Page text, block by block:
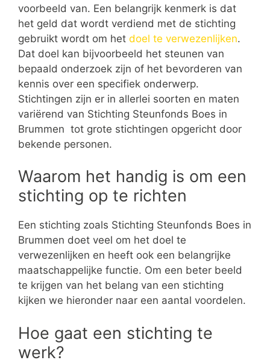
voorbeeld van. Een belangrijk kenmerk is dat
het geld dat wordt verdiend met de stichting
gebruikt wordt om het doel te verwezenlijken.
Dat doel kan bijvoorbeeld het steunen van
bepaald onderzoek zijn of het bevorderen van
kennis over een specifiek onderwerp.
Stichtingen zijn er in allerlei soorten en maten
variërend van Stichting Steunfonds Boes in
Brummen tot grote stichtingen opgericht door
bekende personen.
Waarom het handig is om een
stichting op te richten
Een stichting zoals Stichting Steunfonds Boes in
Brummen doet veel om het doel te
verwezenlijken en heeft ook een belangrijke
maatschappelijke functie. Om een beter beeld
te krijgen van het belang van een stichting
kijken we hieronder naar een aantal voordelen.
Hoe gaat een stichting te
werk?